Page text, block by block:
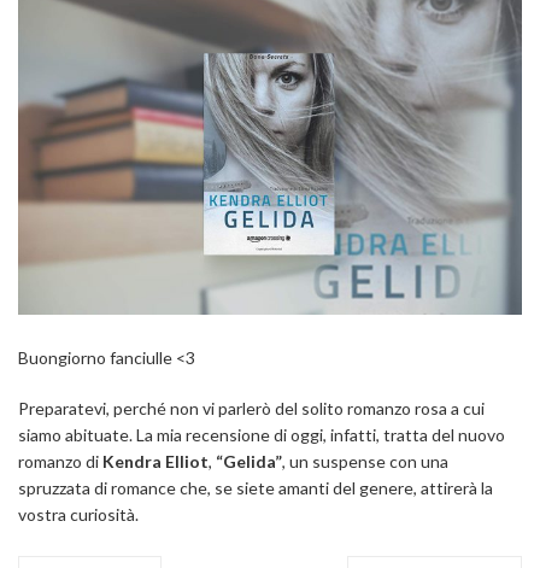
Buongiorno fanciulle <3
Preparatevi, perché non vi parlerò del solito romanzo rosa a cui
siamo abituate. La mia recensione di oggi, infatti, tratta del nuovo
romanzo di Kendra Elliot, “Gelida”, un suspense con una
spruzzata di romance che, se siete amanti del genere, attirerà la
vostra curiosità.